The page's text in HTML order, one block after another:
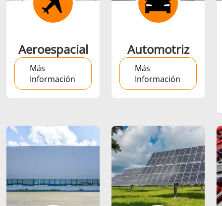
Generador y
Controlador
Generadores
Serie SH
Cabezales de
calentamiento
Aeroespacial
Más
Información
Automotriz
Más
Información